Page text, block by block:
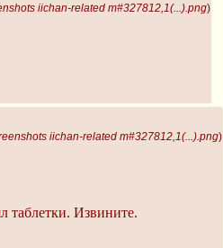
iichan-related m#327812,1(...).png)
iichan-related m#327812,1(...).png)
таблетки. Извините.